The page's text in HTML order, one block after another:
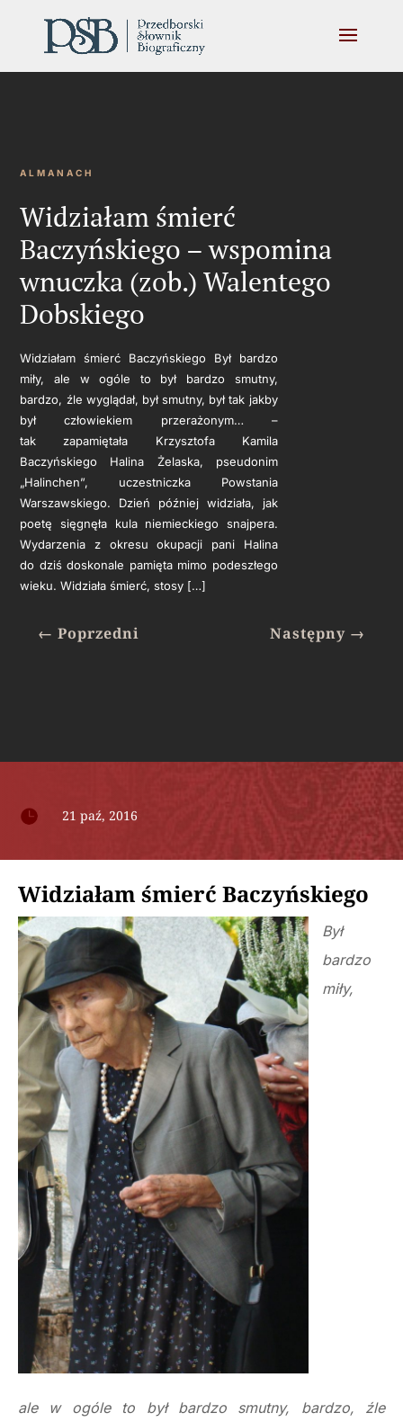
ALMANACH
Widziałam śmierć
Baczyńskiego – wspomina
wnuczka (zob.) Walentego
Dobskiego
Widziałam śmierć Baczyńskiego Był bardzo
miły, ale w ogóle to był bardzo smutny,
bardzo, źle wyglądał, był smutny, był tak jakby
był człowiekiem przerażonym… –
tak zapamiętała Krzysztofa Kamila
Baczyńskiego Halina Żelaska, pseudonim
„Halinchen”, uczestniczka Powstania
Warszawskiego. Dzień później widziała, jak
poetę sięgnęła kula niemieckiego snajpera.
Wydarzenia z okresu okupacji pani Halina
do dziś doskonale pamięta mimo podeszłego
wieku. Widziała śmierć, stosy […]
←Poprzedni Następny→
 21 paź, 2016
Widziałam śmierć Baczyńskiego
Był
bardzo
miły,
ale w ogóle to był bardzo smutny, bardzo, źle